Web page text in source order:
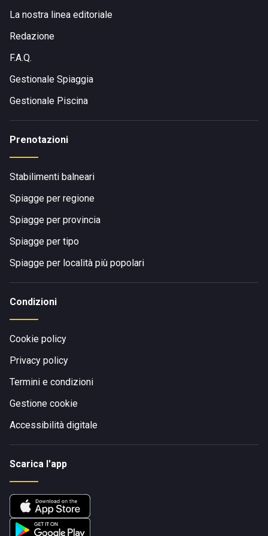
La nostra linea editoriale
Redazione
F.A.Q.
Gestionale Spiaggia
Gestionale Piscina
Prenotazioni
Stabilimenti balneari
Spiagge per regione
Spiagge per provincia
Spiagge per tipo
Spiagge per località più popolari
Condizioni
Cookie policy
Privacy policy
Termini e condizioni
Gestione cookie
Accessibilità digitale
Scarica l'app